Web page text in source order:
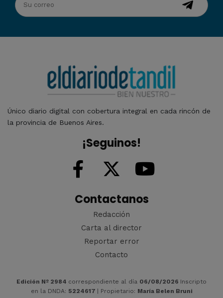
Único diario digital con cobertura integral en cada rincón de
la provincia de Buenos Aires.
¡Seguinos!
Contactanos
Redacción
Carta al director
Reportar error
Contacto
Edición Nº 2984 correspondiente al día 06/08/2026 Inscripto
en la DNDA: 5224617 | Propietario: María Belen Bruni